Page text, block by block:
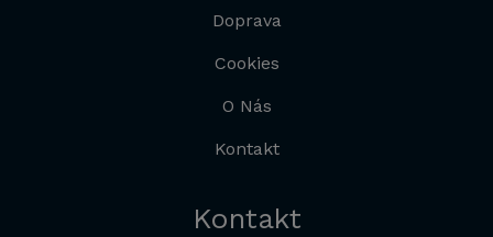
Doprava
Cookies
O Nás
Kontakt
Kontakt